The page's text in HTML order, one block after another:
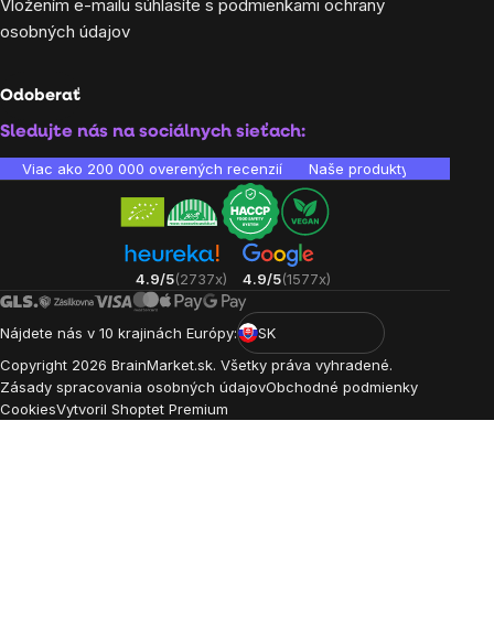
Vložením e-mailu súhlasíte s podmienkami ochrany
osobných údajov
Odoberať
Sledujte nás na sociálnych sieťach:
Viac ako 200 000 overených recenzií Naše produkty sú
4.9/5(2737x) 4.9/5(1577x)
Nájdete nás v 10 krajinách Európy:
SK
Copyright 2026 BrainMarket.sk. Všetky práva vyhradené.
Zásady spracovania osobných údajovObchodné podmienky
CookiesVytvoril Shoptet Premium